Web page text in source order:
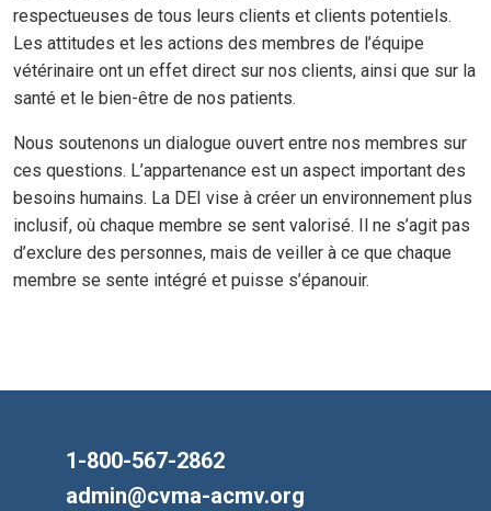
respectueuses de tous leurs clients et clients potentiels.
Les attitudes et les actions des membres de l’équipe
vétérinaire ont un effet direct sur nos clients, ainsi que sur la
santé et le bien-être de nos patients.
Nous soutenons un dialogue ouvert entre nos membres sur
ces questions. L’appartenance est un aspect important des
besoins humains. La DEI vise à créer un environnement plus
inclusif, où chaque membre se sent valorisé. Il ne s’agit pas
d’exclure des personnes, mais de veiller à ce que chaque
membre se sente intégré et puisse s’épanouir.
1-800-567-2862
admin@cvma-acmv.org